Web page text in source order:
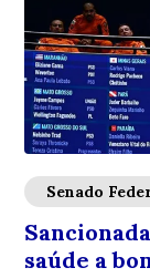
Senado
saúde a